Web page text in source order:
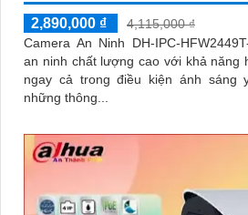
2,890,000 ₫
4,115,000 ₫
Camera An Ninh DH-IPC-
an ninh chất lượng cao với khả năng
ngay cả trong điều kiện ánh sáng yếu. Ấn tượng
những thông...